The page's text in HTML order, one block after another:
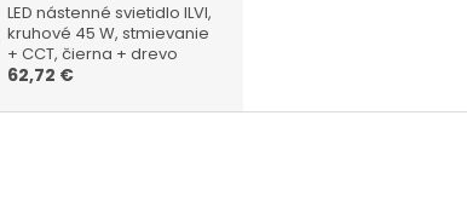
LED nástenné svietidlo ILVI,
kruhové 45 W, stmievanie
+ CCT, čierna + drevo
62,72 €